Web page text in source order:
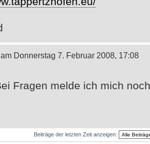
am Donnerstag 7. Februar 2008, 17:08
Fragen melde ich mich
Beiträge der letzten Zeit anzeigen: